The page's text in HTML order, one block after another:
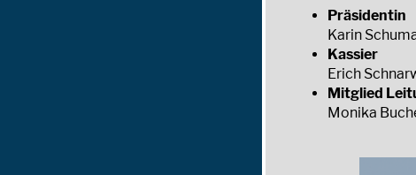
Präsidentin
Karin
Kassier
Erich
Mitglied
Monika